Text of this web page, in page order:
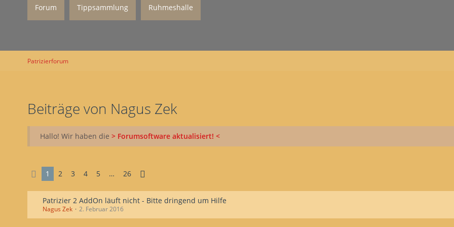
Forum Tippsammlung Ruhmeshalle
Patrizierforum
Beiträge von Nagus Zek
Hallo! Wir haben die > Forumsoftware aktualisiert! <
1 2 3 4 5 … 26
Patrizier 2 AddOn läuft nicht - Bitte dringend um Hilfe
Nagus Zek 2. Februar 2016